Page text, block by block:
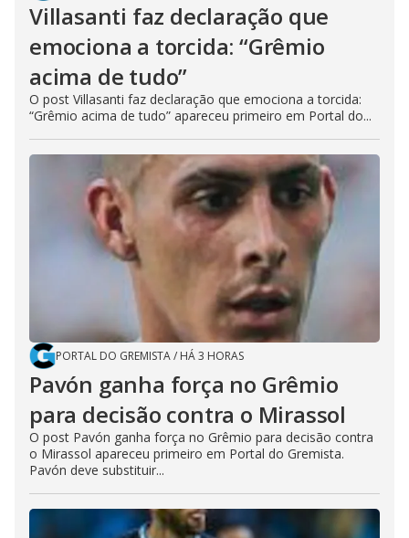
Villasanti faz declaração que
emociona a torcida: “Grêmio
acima de tudo”
O post Villasanti faz declaração que emociona a torcida:
“Grêmio acima de tudo” apareceu primeiro em Portal do...
PORTAL DO GREMISTA/ HÁ 3 HORAS
Pavón ganha força no Grêmio
para decisão contra o Mirassol
O post Pavón ganha força no Grêmio para decisão contra
o Mirassol apareceu primeiro em Portal do Gremista.
Pavón deve substituir...